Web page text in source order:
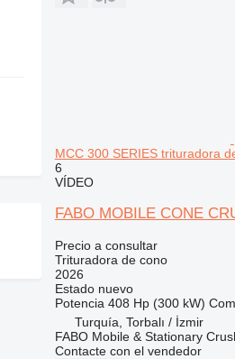
MCC 300 SERIES trituradora
6
VÍDEO
FABO MOBILE CONE
Precio a consultar
Trituradora de cono
2026
Estadonuevo
Potencia 408 Hp (300 kW)
Turquía, Torbalı / İzmir
FABO Mobile & Stationary
Contacte con el vendedor